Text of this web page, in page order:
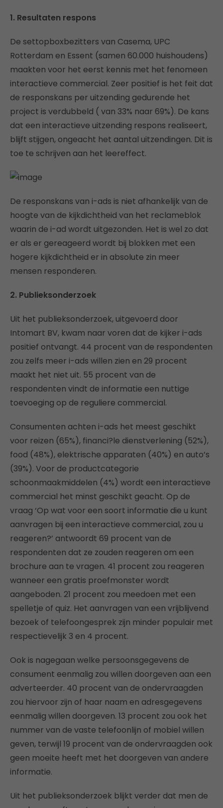
1. Resultaten respons
De settopboxbezitters van Casema, UPC
Rotterdam en Essent (samen 60.000 huishoudens)
maakten voor het eerst kennis met het fenomeen
interactieve commercial. Zeer positief is het feit dat
de responskans per uitzending gedurende het
project is verdubbeld ( van 33% naar 69%). De kans
dat een interactieve uitzending respons realiseert,
blijft stijgen, ongeacht het aantal uitzendingen. Dit is
toe te schrijven aan het leereffect.
De responskans van i-ads is niet afhankelijk van de
hoogte van de kijkdichtheid van het reclameblok
waarin de i-ad wordt uitgezonden. Het is wel zo dat
er als er gereageerd wordt bij blokken met een
hogere kijkdichtheid er in absolute zin meer
mensen responderen.
2. Publieksonderzoek
Uit het publieksonderzoek, uitgevoerd door
Intomart BV, kwam naar voren dat de kijker i-ads
positief ontvangt. 44 procent van de respondenten
zou zelfs meer i-ads willen zien en 29 procent
maakt het niet uit. 55 procent van de
respondenten vindt de informatie een nuttige
toevoeging op de reguliere commercial.
Consumenten achten i-ads het meest geschikt
voor reizen (65%), financi?le dienstverlening (52%),
food (48%), elektrische apparaten (40%) en auto’s
(39%). Voor de productcategorie
schoonmaakmiddelen (4%) wordt een interactieve
commercial het minst geschikt geacht. Op de
vraag ‘Op wat voor een soort informatie die u kunt
aanvragen bij een interactieve commercial, zou u
reageren?’ antwoordt 69 procent van de
respondenten dat ze zouden reageren om een
brochure aan te vragen. 41 procent zou reageren
wanneer een gratis proefmonster wordt
aangeboden. 21 procent zou meedoen met een
spelletje of quiz. Het aanvragen van een vrijblijvend
bezoek of telefoongesprek zijn minder populair met
respectievelijk 3 en 4 procent.
Ook is nagegaan welke persoonsgegevens de
consument eenmalig zou willen doorgeven aan een
adverteerder. 40 procent van de ondervraagden
zou hiervoor zijn of haar naam en adresgegevens
eenmalig willen doorgeven. 13 procent zou ook het
nummer van de vaste telefoonlijn of mobiel willen
geven, terwijl 19 procent van de ondervraagden ook
geen moeite heeft met het doorgeven van andere
informatie.
Uit het publieksonderzoek blijkt verder dat men de